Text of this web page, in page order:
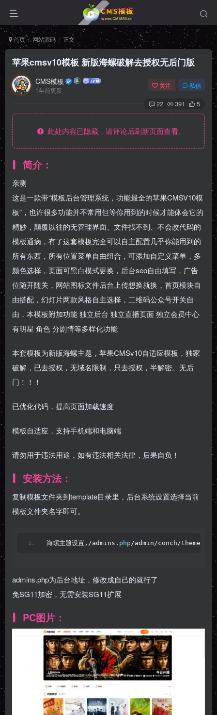
首页 网站源码 正文
苹果cmsv10模板 新版海螺破解去授权无后门版
CMS模板
1年前更新
关注 私信
22 391 5
此处内容已隐藏，请评论后刷新页面查看.
简介：
亲测
这是一款带“模板后台管理系统，功能最全的苹果CMSV10模
板”，也许很多功能并不常用但等你用到的时候才能体会它的
精妙，颠覆以往的无管理界面、文件找不到、不会改代码的
模板通病，有了这套模板完全可以自主配置几乎你能用到的
所有东西，所有位置菜单自由组合，可添加自定义菜单，多
颜色选择，页面可黑白模式更换，后台seo自由填写，广告
位随开随关，网站图标文件后台上传想换就换，首页模块自
由搭配，幻灯片两款风格自主选择，二维码公众号开关自
由，本模板附加功能 独立后台 独立直播页面 独立会员中心
有明星 角色 分剧情等多样化功能
本套模板为新版海螺主题，苹果CMSv10自适应模板，独家
破解，已去授权，无域名限制，只去授权，半解密。无后
门！！！
已优化代码，提高页面加载速度
模板自适应，支持手机端和电脑端
请勿用于违法用途，如有违法相关法律，后果自负！
安装方法：
复制模板文件夹到template目录里，后台系统设置选择当前
模板文件夹名字即可。
海螺主题设置,/admins. php /admin/conch/theme
admins.php为后台地址，修改成自己的就行了
免SG11加密，无需安装SG11扩展
PC图片：